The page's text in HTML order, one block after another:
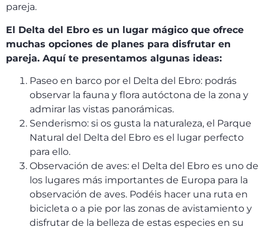
pareja.
El Delta del Ebro es un lugar mágico que ofrece
muchas opciones de planes para disfrutar en
pareja. Aquí te presentamos algunas ideas:
Paseo en barco por el Delta del Ebro: podrás
observar la fauna y flora autóctona de la zona y
admirar las vistas panorámicas.
Senderismo: si os gusta la naturaleza, el Parque
Natural del Delta del Ebro es el lugar perfecto
para ello.
Observación de aves: el Delta del Ebro es uno de
los lugares más importantes de Europa para la
observación de aves. Podéis hacer una ruta en
bicicleta o a pie por las zonas de avistamiento y
disfrutar de la belleza de estas especies en su